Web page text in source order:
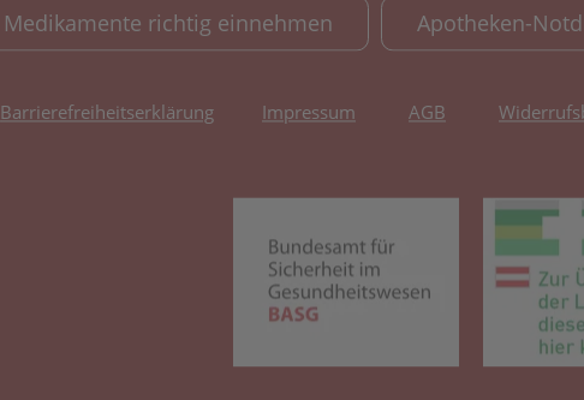
Medikamente richtig einnehmen Apotheken-
Barrierefreiheitserklärung Impressum AGB
(öffnet in